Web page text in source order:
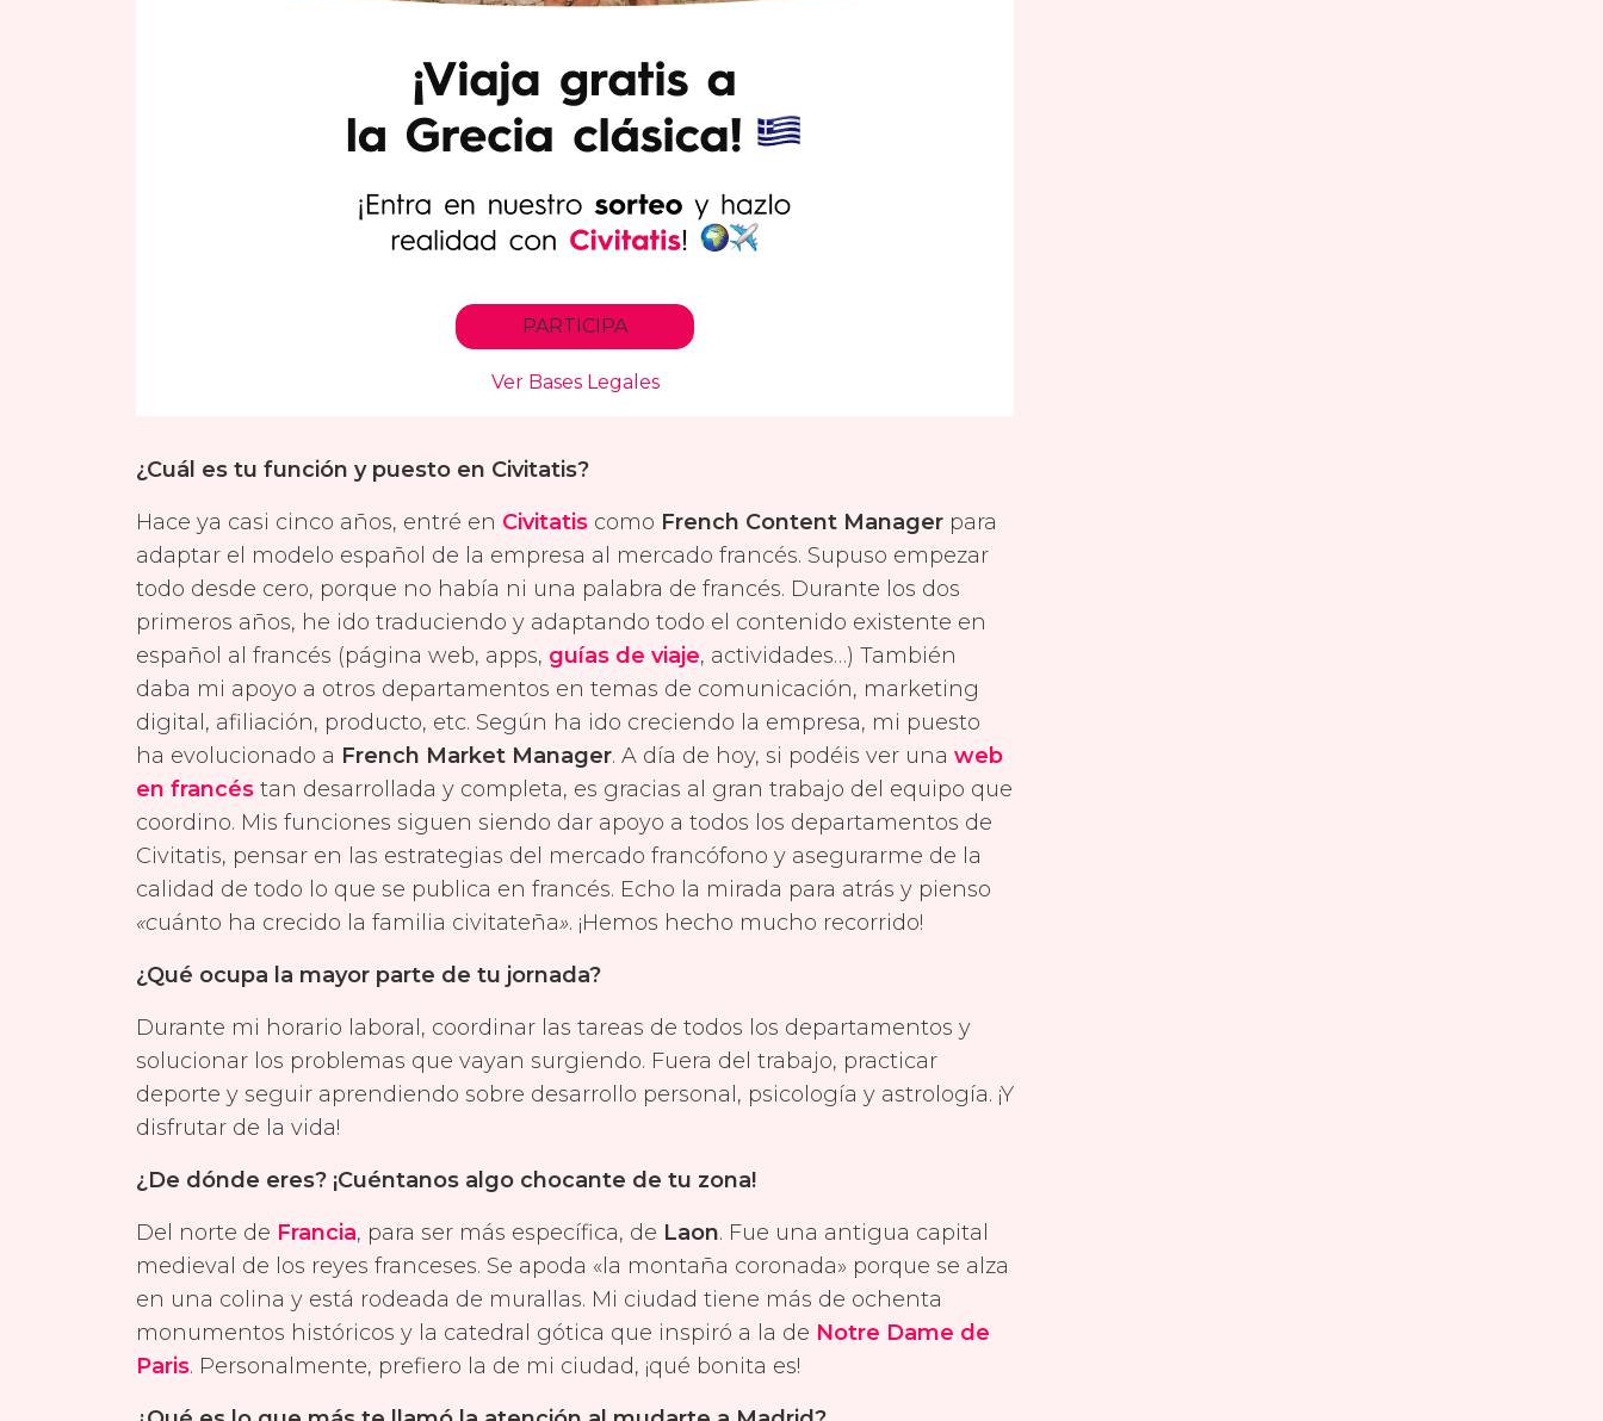
¿Cuál es tu función y puesto en Civitatis?
Hace ya casi cinco años, entré en Civitatis como French Content Manager para
adaptar el modelo español de la empresa al mercado francés. Supuso empezar
todo desde cero, porque no había ni una palabra de francés. Durante los dos
primeros años, he ido traduciendo y adaptando todo el contenido existente en
español al francés (página web, apps, guías de viaje, actividades…) También
daba mi apoyo a otros departamentos en temas de comunicación, marketing
digital, afiliación, producto, etc. Según ha ido creciendo la empresa, mi puesto
ha evolucionado a French Market Manager. A día de hoy, si podéis ver una web
en francés tan desarrollada y completa, es gracias al gran trabajo del equipo que
coordino. Mis funciones siguen siendo dar apoyo a todos los departamentos de
Civitatis, pensar en las estrategias del mercado francófono y asegurarme de la
calidad de todo lo que se publica en francés. Echo la mirada para atrás y pienso
«cuánto ha crecido la familia civitateña». ¡Hemos hecho mucho recorrido!
¿Qué ocupa la mayor parte de tu jornada?
Durante mi horario laboral, coordinar las tareas de todos los departamentos y
solucionar los problemas que vayan surgiendo. Fuera del trabajo, practicar
deporte y seguir aprendiendo sobre desarrollo personal, psicología y astrología. ¡Y
disfrutar de la vida!
¿De dónde eres? ¡Cuéntanos algo chocante de tu zona!
Del norte de Francia, para ser más específica, de Laon. Fue una antigua capital
medieval de los reyes franceses. Se apoda «la montaña coronada» porque se alza
en una colina y está rodeada de murallas. Mi ciudad tiene más de ochenta
monumentos históricos y la catedral gótica que inspiró a la de Notre Dame de
Paris. Personalmente, prefiero la de mi ciudad, ¡qué bonita es!